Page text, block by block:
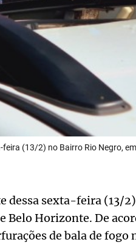
(13/2) no Bairro Rio Negro,
dessa sexta-feira (13/
Belo Horizonte. De
de bala de fogo